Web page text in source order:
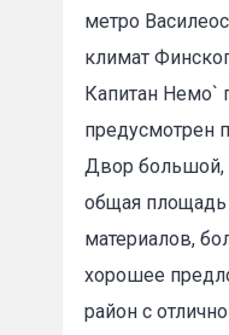
метро
климат
Капитан Немо`
предусмотрен
Двор большой,
общая площадь
материалов,
хорошее
район с